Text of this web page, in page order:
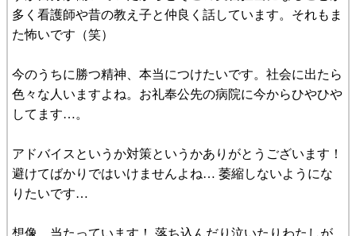
多く看護師や昔の教え子と仲良く話しています。それもま
た怖いです（笑）
今のうちに勝つ精神、本当につけたいです。社会に出たら
色々な人いますよね。お礼奉公先の病院に今からひやひや
してます…。
アドバイスというか対策というかありがとうございます！
避けてばかりではいけませんよね… 萎縮しないようにな
りたいです…
想像、当たっています！ 落ち込んだり泣いたりわたしが